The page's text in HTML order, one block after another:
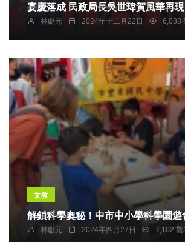
宴慶落成 民政局長吳世瑋賀風華再現
林獻元 2024年十二月22日 6,088
文教
解鎖科學奧秘！中市中小學科學園遊
林獻元 2024年四月27日 7,102 觀